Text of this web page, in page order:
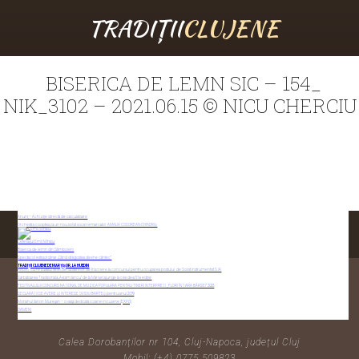
TRADIȚIICLUJENE
BISERICA DE LEMN SIC – 154_
NIK_3102 – 2021.06.15 © NICU CHERCIU
Anunţ – Achiziţie directă de calculatoare
Orchestra cooptează un nou solist vocal remarcabil: AMALIA CODOREAN-CHINDRIȘ
Ceterașul Emil Mihaiu
Biserica de lemn din Sâmboieni
Spectacol extraordinar „Când dragostea devine cântec”
TRADIȚII CLUJENE DE MĂRȚIȘOR, LA HUEDIN
ANUNȚ cu rezultatul selecției dosarelor de înscriere la concursul pentru ocuparea postului de Solist instrumentist S IA
Sărbătoarea Tradițională „Avram Iancu” de la Mărișel ajunge la cea de-a 51-a ediție
FESTIVALULUI CONCURS NAȚIONAL DE MUZICA POPULARA PENTRU TINERI INTERPREȚI ,,FLORI ÎN ȚARA BÂRSEI” 2023
DECLARAȚII DE AVERE ȘI INTERESE OVIDIU BARTEȘ pentru anul 2019
Monahul Ilarion Mureşan – o viaţă dedicată icoanei niculene (EXPO)
OAMENI
CONTACTAȚI-NE
Calea Dorobanților nr 104, Cluj-Napoca, județul Cluj